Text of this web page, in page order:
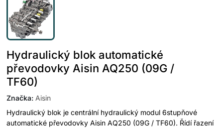
Hydraulický blok automatické
převodovky Aisin AQ250 (09G /
TF60)
Značka: Aisin
Hydraulický blok je centrální hydraulický modul 6stupňové
automatické převodovky Aisin AQ250 (09G / TF60). Řídí řazení